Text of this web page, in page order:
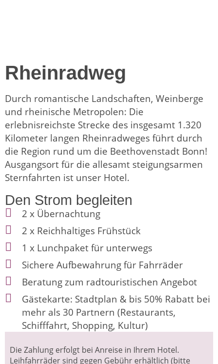
Rheinradweg
Durch romantische Landschaften, Weinberge
und rheinische Metropolen: Die
erlebnisreichste Strecke des insgesamt 1.320
Kilometer langen Rheinradweges führt durch
die Region rund um die Beethovenstadt Bonn!
Ausgangsort für die allesamt steigungsarmen
Sternfahrten ist unser Hotel.
Den Strom begleiten
2 x Übernachtung
2 x Reichhaltiges Frühstück
1 x Lunchpaket für unterwegs
Sichere Aufbewahrung für Fahrräder
Beratung zum radtouristischen Angebot
Gästekarte: Stadtplan & bis 50% Rabatt bei
mehr als 30 Partnern (Restaurants,
Schifffahrt, Shopping, Kultur)
Die Zahlung erfolgt bei Anreise in Ihrem Hotel.
Leihfahrräder sind gegen Gebühr erhältlich (bitte